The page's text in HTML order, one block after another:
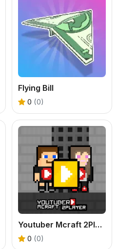
Flying Bill
0 (0)
Youtuber Mcraft 2Player
0 (0)